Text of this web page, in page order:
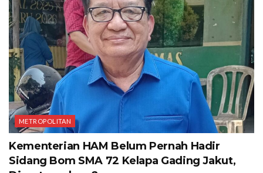
METROPOLITAN
Kementerian HAM Belum Pernah Hadir
Sidang Bom SMA 72 Kelapa Gading Jakut,